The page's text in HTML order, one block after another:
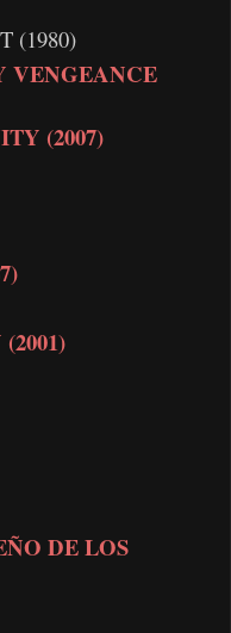
(1980)
VENGEANCE
(2007)
DE LOS